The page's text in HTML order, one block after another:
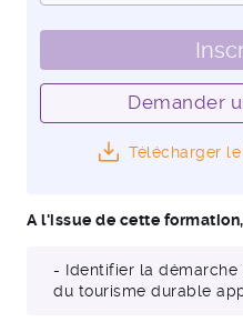
Demander
Télécharger
A l'issue de cette
- Identifier la
du tourisme durable